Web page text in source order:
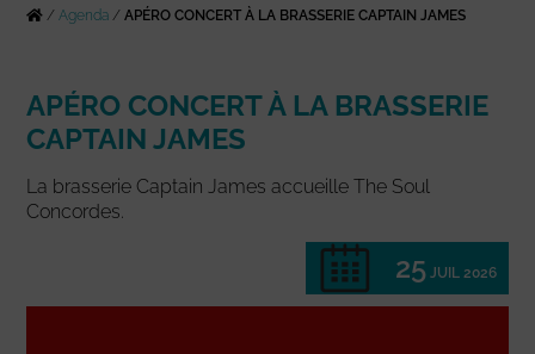
/Agenda /APÉRO CONCERT À LA BRASSERIE CAPTAIN JAMES
APÉRO CONCERT À LA BRASSERIE
CAPTAIN JAMES
La brasserie Captain James accueille The Soul
Concordes.
25 JUIL 2026